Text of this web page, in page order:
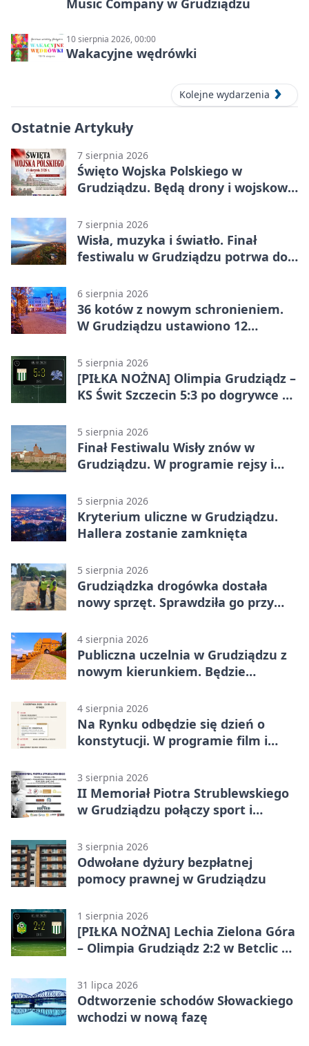
Music Company w Grudziądzu
10 sierpnia 2026, 00:00
Wakacyjne wędrówki
Kolejne wydarzenia
Ostatnie Artykuły
7 sierpnia 2026
Święto Wojska Polskiego w
Grudziądzu. Będą drony i wojskowa
7 sierpnia 2026
Wisła, muzyka i światło. Finał
festiwalu w Grudziądzu potrwa do
6 sierpnia 2026
36 kotów z nowym schronieniem.
W Grudziądzu ustawiono 12
5 sierpnia 2026
[PIŁKA NOŻNA] Olimpia Grudziądz –
KS Świt Szczecin 5:3 po dogrywce w
odwrócili losy meczu
5 sierpnia 2026
Finał Festiwalu Wisły znów w
Grudziądzu. W programie rejsy i
5 sierpnia 2026
Kryterium uliczne w Grudziądzu.
Hallera zostanie zamknięta
5 sierpnia 2026
Grudziądzka drogówka dostała
nowy sprzęt. Sprawdziła go przy
4 sierpnia 2026
Publiczna uczelnia w Grudziądzu z
nowym kierunkiem. Będzie
4 sierpnia 2026
Na Rynku odbędzie się dzień o
konstytucji. W programie film i
3 sierpnia 2026
II Memoriał Piotra Strublewskiego
w Grudziądzu połączy sport i
3 sierpnia 2026
Odwołane dyżury bezpłatnej
pomocy prawnej w Grudziądzu
1 sierpnia 2026
[PIŁKA NOŻNA] Lechia Zielona Góra
– Olimpia Grudziądz 2:2 w Betclic 2.
końcówce
31 lipca 2026
Odtworzenie schodów Słowackiego
wchodzi w nową fazę